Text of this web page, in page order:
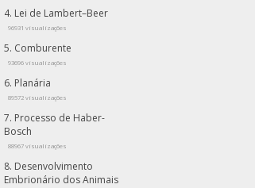
Lei de Lambert–Beer
96931 visualizações
Comburente
93696 visualizações
Planária
89572 visualizações
Processo de Haber-
Bosch
88967 visualizações
Desenvolvimento
Embrionário dos Animais